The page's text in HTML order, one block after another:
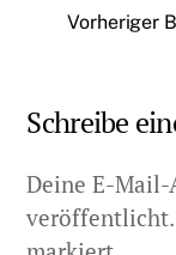
Vorheriger
Schreibe
Deine E-
veröffentlicht.